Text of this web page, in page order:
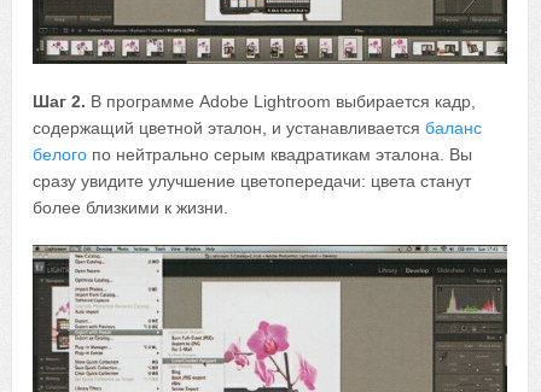
Шаг 2. В программе Adobe Lightroom выбирается кадр,
содержащий цветной эталон, и устанавливаетсябаланс
белого по нейтрально серым квадратикам эталона. Вы
сразу увидите улучшение цветопередачи: цвета станут
более близкими к жизни.